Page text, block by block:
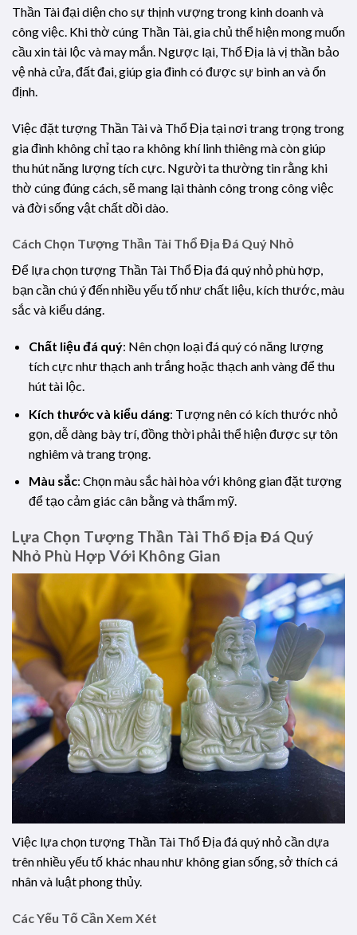
Thần Tài đại diện cho sự thịnh vượng trong kinh doanh và
công việc. Khi thờ cúng Thần Tài, gia chủ thể hiện mong muốn
cầu xin tài lộc và may mắn. Ngược lại, Thổ Địa là vị thần bảo
vệ nhà cửa, đất đai, giúp gia đình có được sự bình an và ổn
định.
Việc đặt tượng Thần Tài và Thổ Địa tại nơi trang trọng trong
gia đình không chỉ tạo ra không khí linh thiêng mà còn giúp
thu hút năng lượng tích cực. Người ta thường tin rằng khi
thờ cúng đúng cách, sẽ mang lại thành công trong công việc
và đời sống vật chất dồi dào.
Cách Chọn Tượng Thần Tài Thổ Địa Đá Quý Nhỏ
Để lựa chọn tượng Thần Tài Thổ Địa đá quý nhỏ phù hợp,
bạn cần chú ý đến nhiều yếu tố như chất liệu, kích thước, màu
sắc và kiểu dáng.
Chất liệu đá quý: Nên chọn loại đá quý có năng lượng
tích cực như thạch anh trắng hoặc thạch anh vàng để thu
hút tài lộc.
Kích thước và kiểu dáng: Tượng nên có kích thước nhỏ
gọn, dễ dàng bày trí, đồng thời phải thể hiện được sự tôn
nghiêm và trang trọng.
Màu sắc: Chọn màu sắc hài hòa với không gian đặt tượng
để tạo cảm giác cân bằng và thẩm mỹ.
Lựa Chọn Tượng Thần Tài Thổ Địa Đá Quý
Nhỏ Phù Hợp Với Không Gian
Việc lựa chọn tượng Thần Tài Thổ Địa đá quý nhỏ cần dựa
trên nhiều yếu tố khác nhau như không gian sống, sở thích cá
nhân và luật phong thủy.
Các Yếu Tố Cần Xem Xét